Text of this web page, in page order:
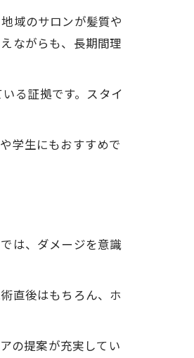
域のサロンが髪質や
ながらも、長期間理
る証拠です。スタイ
学生にもおすすめで
は、ダメージを意識
直後はもちろん、ホ
の提案が充実してい